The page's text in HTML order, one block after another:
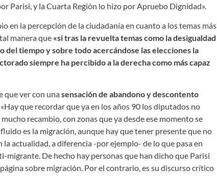
Parisi, y la Cuarta Región lo hizo por Apruebo Dignidad».
en la percepción de la ciudadanía en cuanto a los temas más
manera que «si tras la revuelta temas como la desigualdad
del tiempo y sobre todo acercándose las elecciones la
siempre ha percibido a la derecha como más capaz
que ver con unasensación de abandono y descontento
«Hay que recordar que ya en los años 90 los diputados no
recambio, con zonas que ya desde ese momento se
es la migración, aunque hay que tener presente que no
actualidad, a diferencia -por ejemplo- de lo que pasa en
migrante. De hecho hay personas que han dicho que Parisi
sobre migración. Por el contrario, es su discurso crítico